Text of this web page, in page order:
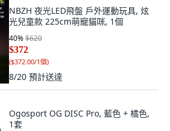
NBZH 夜光LED飛盤 戶外運動玩具, 炫
光兒童款 225cm萌寵貓咪, 1個
40%$620
$372
($372.00/1個)
8/20 預計送達
Ogosport OG DISC Pro, 藍色 + 橘色,
1套